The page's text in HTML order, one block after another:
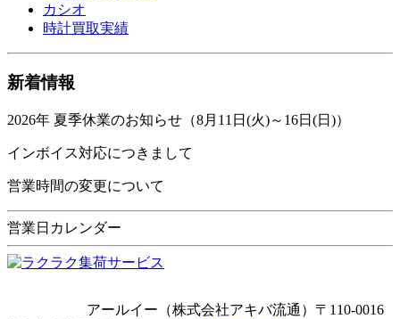
カシオ
時計買取実績
新着情報
2026年 夏季休業のお知らせ（8月11日(火)～16日(日)）
インボイス対応につきまして
営業時間の変更について
営業日カレンダー
アールイー（株式会社アキバ流通）〒110-0016